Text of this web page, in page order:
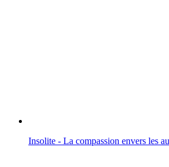
Insolite - La compassion envers les